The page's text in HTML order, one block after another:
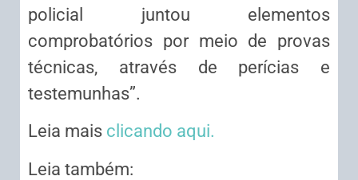
policial juntou elementos
comprobatórios por meio de provas
técnicas, através de perícias e
testemunhas”.
Leia mais clicando aqui.
Leia também: